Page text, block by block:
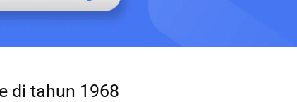
di tahun 1968